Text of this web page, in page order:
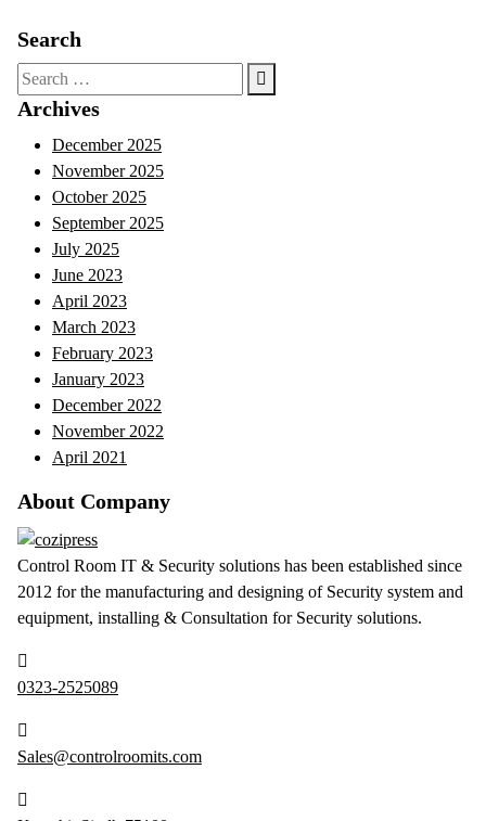
Search
Search
for:
Archives
December 2025
November 2025
October 2025
September 2025
July 2025
June 2023
April 2023
March 2023
February 2023
January 2023
December 2022
November 2022
April 2021
About Company
Control Room IT & Security solutions has been established since
2012 for the manufacturing and designing of Security system and
equipment, installing & Consultation for Security solutions.
0323-2525089
Sales@controlroomits.com